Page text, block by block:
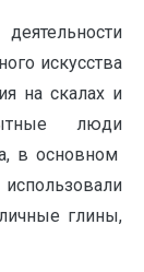
искусства
на скалах и
люди
в основном
глины,